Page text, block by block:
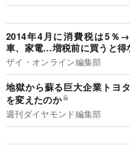
2014年4月に消費税は5％
車、家電…増税前に買うと得
ザイ・オンライン編集部
地獄から蘇る巨大企業トヨ
を変えたのか
週刊ダイヤモンド編集部